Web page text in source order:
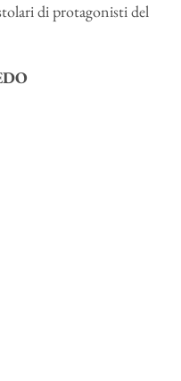
di protagonisti del